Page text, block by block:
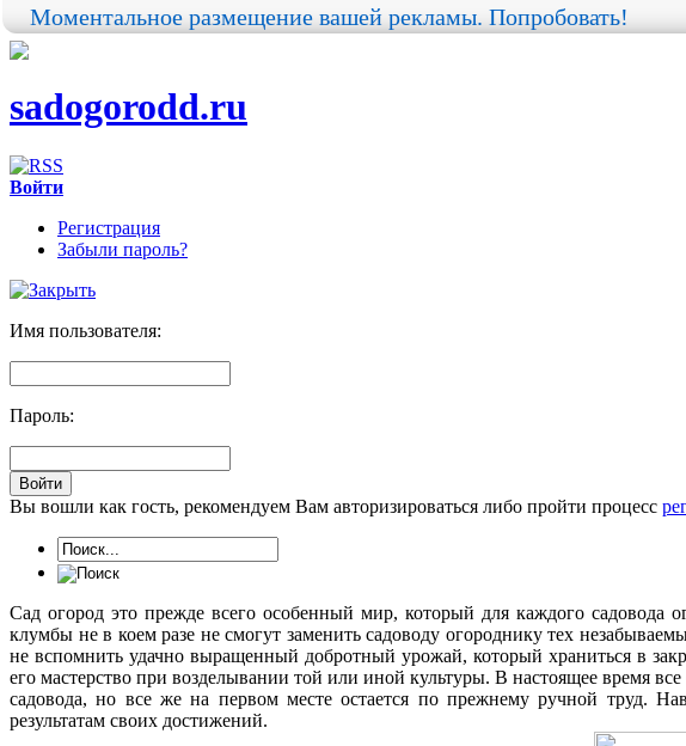
Моментальное размещение вашей рекламы. Попробовать!
sadogorodd.ru
Войти
Регистрация
Забыли пароль?
Имя пользователя:
Пароль:
Вы вошли как гость, рекомендуем Вам авторизироваться либо пройти процесс
Сад огород это прежде всего особенный мир, который для каждого садовода
клумбы не в коем разе не смогут заменить садоводу огороднику тех
не вспомнить удачно выращенный добротный урожай, который храниться в
его мастерство при возделывании той или иной культуры. В настоящее время
садовода, но все же на первом месте остается по прежнему ручной труд.
результатам своих достижений.